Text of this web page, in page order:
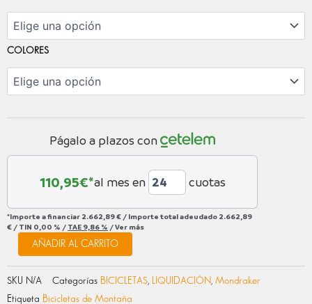
COLORES
Págalo a plazos con
110,95€*al mes en cuotas
*Importe a financiar 2.662,89 € / Importe total adeudado 2.662,89
€ / TIN 0,00 % / TAE 9,86 % /Ver más
cantidad
AÑADIR AL CARRITO
SKU N/A Categorías BICICLETAS LIQUIDACIÓN Mondraker
Etiqueta Bicicletas de Montaña